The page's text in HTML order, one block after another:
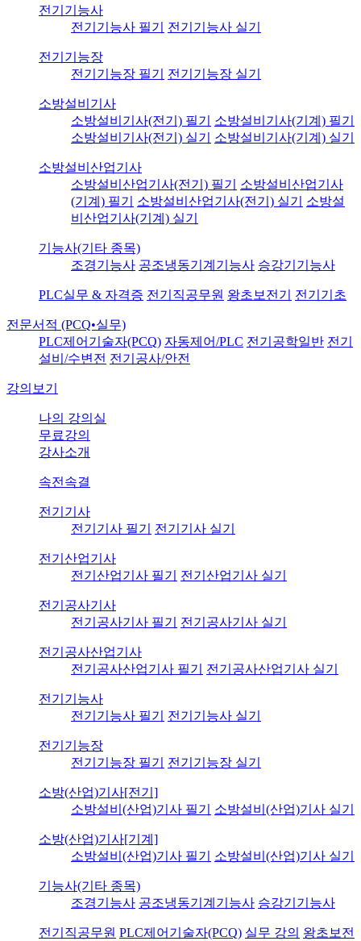
전기기능사
전기기능사 필기
전기기능사 실기
전기기능장
전기기능장 필기
전기기능장 실기
소방설비기사
소방설비기사(전기) 필기
소방설비기사(기계) 필기
소방설비기사(전기) 실기
소방설비기사(기계) 실기
소방설비산업기사
소방설비산업기사(전기) 필기
소방설비산업기사
(기계) 필기
소방설비산업기사(전기) 실기
소방설
비산업기사(기계) 실기
기능사(기타 종목)
조경기능사 공조냉동기계기능사 승강기기능사
PLC실무 & 자격증 전기직공무원 왕초보전기 전기기초
전문서적 (PCQ•실무)
PLC제어기술자(PCQ) 자동제어/PLC 전기공학일반 전기
설비/수변전 전기공사/안전
강의보기
나의 강의실
무료강의
강사소개
속전속결
전기기사
전기기사 필기
전기기사 실기
전기산업기사
전기산업기사 필기
전기산업기사 실기
전기공사기사
전기공사기사 필기
전기공사기사 실기
전기공사산업기사
전기공사산업기사 필기
전기공사산업기사 실기
전기기능사
전기기능사 필기
전기기능사 실기
전기기능장
전기기능장 필기
전기기능장 실기
소방(산업)기사[전기]
소방설비(산업)기사 필기
소방설비(산업)기사 실기
소방(산업)기사[기계]
소방설비(산업)기사 필기
소방설비(산업)기사 실기
기능사(기타 종목)
조경기능사 공조냉동기계기능사 승강기기능사
전기직공무원 PLC제어기술자(PCQ) 실무 강의 왕초보전